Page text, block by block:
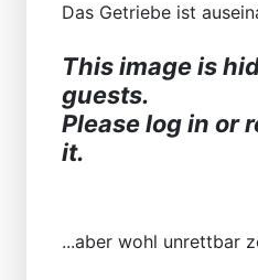
Das Getriebe ist
This image is
guests.
Please log in or
it.
...aber wohl unrettbar